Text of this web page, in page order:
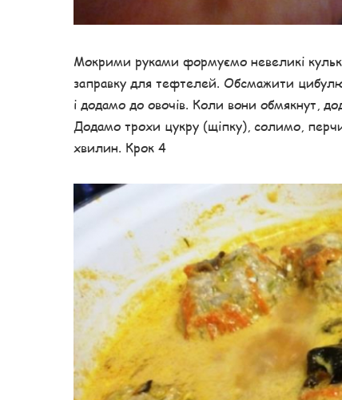
Мокрими руками формуємо невеликі
заправку для тефтелей. Обсмажити
і додамо до овочів. Коли вони обмякнут,
Додамо трохи цукру (щіпку), солимо,
хвилин. Крок 4